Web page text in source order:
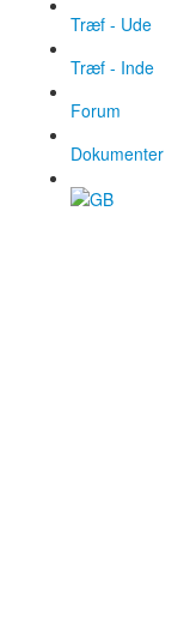
Træf - Ude
Træf - Inde
Forum
Dokumenter